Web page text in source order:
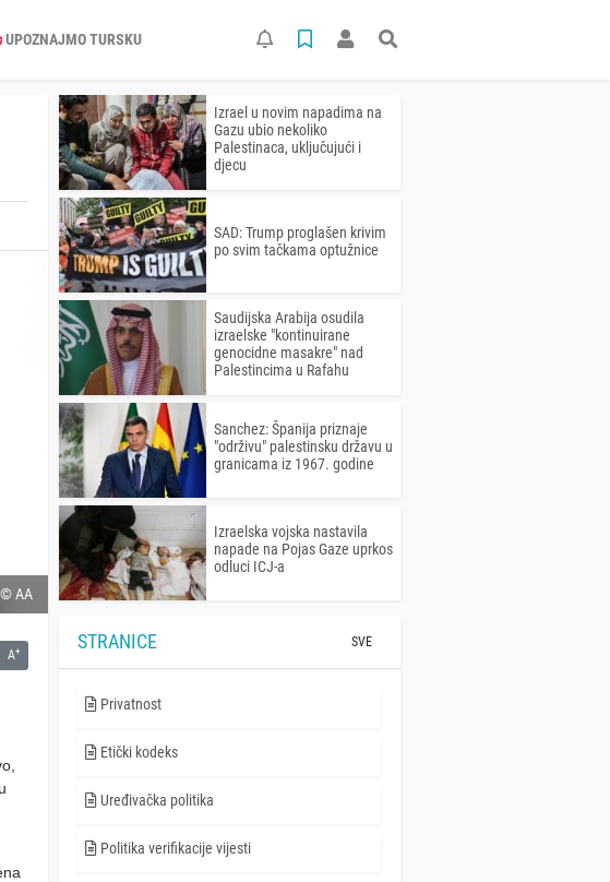
UPOZNAJMO TURSKU
© AA
A+
Izrael u novim napadima na
Gazu ubio nekoliko
Palestinaca, uključujući i
djecu
SAD: Trump proglašen krivim
po svim tačkama optužnice
Saudijska Arabija osudila
izraelske "kontinuirane
genocidne masakre" nad
Palestincima u Rafahu
Sanchez: Španija priznaje
"održivu" palestinsku državu u
granicama iz 1967. godine
Izraelska vojska nastavila
napade na Pojas Gaze uprkos
odluci ICJ-a
STRANICE SVE
Privatnost
Etički kodeks
Uređivačka politika
Politika verifikacije vijesti